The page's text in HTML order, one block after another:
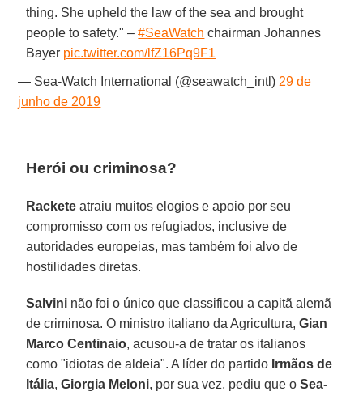
thing. She upheld the law of the sea and brought
people to safety." –#SeaWatch chairman Johannes
Bayer pic.twitter.com/lfZ16Pq9F1
— Sea-Watch International (@seawatch_intl) 29 de
junho de 2019
Herói ou criminosa?
Rackete atraiu muitos elogios e apoio por seu
compromisso com os refugiados, inclusive de
autoridades europeias, mas também foi alvo de
hostilidades diretas.
Salvini não foi o único que classificou a capitã alemã
de criminosa. O ministro italiano da Agricultura, Gian
Marco Centinaio, acusou-a de tratar os italianos
como "idiotas de aldeia". A líder do partido Irmãos de
Itália, Giorgia Meloni, por sua vez, pediu que oSea-